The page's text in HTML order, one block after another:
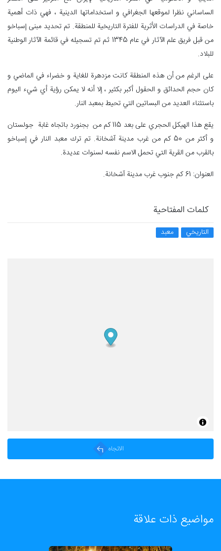
الاتجاه
الساساني نظرا لموقعها الجغرافي و استخداماتها الدينية ، فهي ذات أهمية
خاصة في الدراسات الأثرية للفترة التاريخية للمنطقة. تم تحديد مبنى إسباخو
من قبل فريق علم الآثار في عام 1345 ثم تم تسجيله في قائمة الآثار الوطنية
للبلاد.
على الرغم من أن هذه المنطقة كانت مزدهرة للغاية و خضراء في الماضي و
كان حجم الحدائق و الحقول أكبر بكثير ، إلا أنه لا يمكن رؤية أي شيء اليوم
باستثناء العديد من البساتين التي تحيط بمعبد النار.
يقع هذا الهيكل الحجري على بعد 115 كم من بجنورد باتجاه غابة جولستان
و أكثر من 50 كم من غرب مدينة آشخانة. تم ترك معبد النار في إسباخو
بالقرب من القرية التي تحمل الاسم نفسه لسنوات عديدة.
العنوان: 61 كم جنوب غرب مدينة آشخانة.
كلمات المفتاحية
التاريخي معبد
مواضيع ذات علاقة